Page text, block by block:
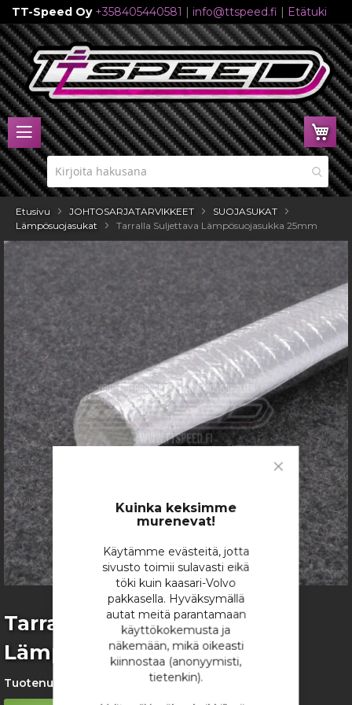
Close
Cookie
Kuinka keksimme
murenevat!
Käytämme evästeitä, jotta
sivusto toimii sulavasti eikä
töki kuin kaasari-Volvo
pakkasella. Hyväksymällä
autat meitä parantamaan
käyttökokemusta ja
näkemään, mikä oikeasti
kiinnostaa (anonyymisti,
tietenkin).
TT-Speed Oy +358405440581 | info@ttspeed.fi | Etätuki
Skip
to
Content
Etusivu JOHTOSARJATARVIKKEET
SUOJASUKAT
Lämpösuojasukat
Tarralla Suljettava Lämpösuojasukka 25mm
Skip
end
of
the
images
gallery
Skip
to
the
beginning
of
Tarralla Suljettava
Lämpösuojasukka 25mm
Tuotenumero: